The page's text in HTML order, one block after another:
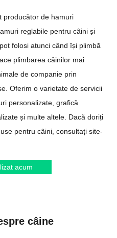
producător de hamuri
reglabile pentru câini și
folosi atunci când își plimbă
plimbarea câinilor mai
de companie prin
Oferim o varietate de servicii
personalizate, grafică
și multe altele. Dacă doriți
pentru câini, consultați site-
acum
câine